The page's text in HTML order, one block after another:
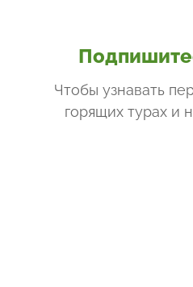
Чтобы узнавать
горящих турах и